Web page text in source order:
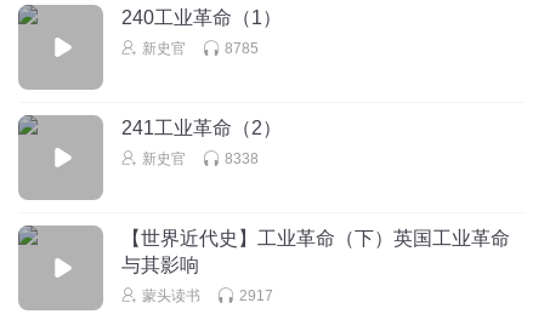
240工业革命（1）
新史官 8785
241工业革命（2）
新史官 8338
【世界近代史】工业革命（下）英国工业革命
与其影响
蒙头读书 2917